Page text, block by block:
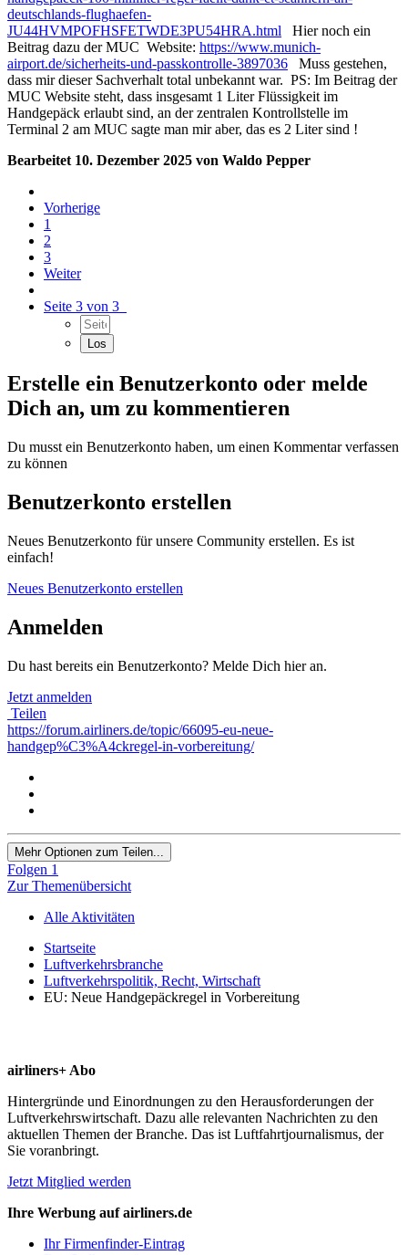
deutschlands-flughaefen-
JU44HVMPOFHSFETWDE3PU54HRA.html Hier noch ein
Beitrag dazu der MUC Website: https://www.munich-
airport.de/sicherheits-und-passkontrolle-3897036 Muss gestehen,
dass mir dieser Sachverhalt total unbekannt war. PS: Im Beitrag der
MUC Website steht, dass insgesamt 1 Liter Flüssigkeit im
Handgepäck erlaubt sind, an der zentralen Kontrollstelle im
Terminal 2 am MUC sagte man mir aber, das es 2 Liter sind !
Bearbeitet 10. Dezember 2025 von Waldo Pepper
Vorherige
1
2
3
Weiter
Seite 3 von 3
Erstelle ein Benutzerkonto oder melde
Dich an, um zu kommentieren
Du musst ein Benutzerkonto haben, um einen Kommentar verfassen
zu können
Benutzerkonto erstellen
Neues Benutzerkonto für unsere Community erstellen. Es ist
einfach!
Neues Benutzerkonto erstellen
Anmelden
Du hast bereits ein Benutzerkonto? Melde Dich hier an.
Jetzt anmelden
Teilen
https://forum.airliners.de/topic/66095-eu-neue-
handgep%C3%A4ckregel-in-vorbereitung/
Mehr Optionen zum Teilen...
Folgen 1
Zur Themenübersicht
Alle Aktivitäten
Startseite
Luftverkehrsbranche
Luftverkehrspolitik, Recht, Wirtschaft
EU: Neue Handgepäckregel in Vorbereitung
airliners+ Abo
Hintergründe und Einordnungen zu den Herausforderungen der
Luftverkehrswirtschaft. Dazu alle relevanten Nachrichten zu den
aktuellen Themen der Branche. Das ist Luftfahrtjournalismus, der
Sie voranbringt.
Jetzt Mitglied werden
Ihre Werbung auf airliners.de
Ihr Firmenfinder-Eintrag